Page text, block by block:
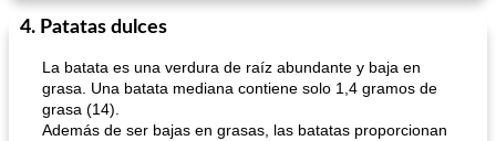
4. Patatas dulces
La batata es una verdura de raíz abundante y baja en
grasa. Una batata mediana contiene solo 1,4 gramos de
grasa (14).
Además de ser bajas en grasas, las batatas proporcionan